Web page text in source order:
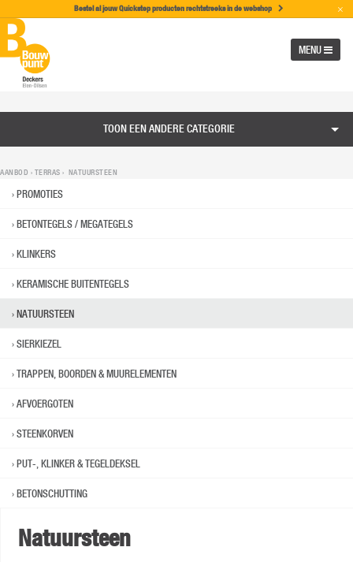
Bestel al jouw Quickstep producten rechtstreeks in de webshop ×
MENU
TOON EEN ANDERE CATEGORIE
AANBOD › TERRAS › NATUURSTEEN
PROMOTIES
BETONTEGELS / MEGATEGELS
KLINKERS
KERAMISCHE BUITENTEGELS
NATUURSTEEN
SIERKIEZEL
TRAPPEN, BOORDEN & MUURELEMENTEN
AFVOERGOTEN
STEENKORVEN
PUT-, KLINKER & TEGELDEKSEL
BETONSCHUTTING
Natuursteen